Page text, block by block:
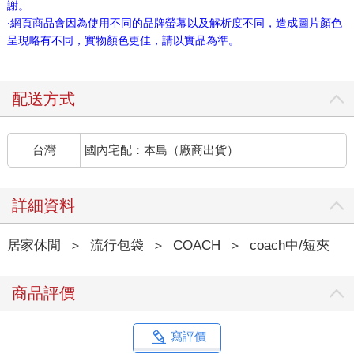
謝。
‧網頁商品會因為使用不同的品牌螢幕以及解析度不同，造成圖片顏色
呈現略有不同，實物顏色更佳，請以實品為準。
配送方式
台灣 國內宅配：本島（廠商出貨）
詳細資料
居家休閒 ＞ 流行包袋 ＞ COACH ＞ coach中/短夾
商品評價
寫評價